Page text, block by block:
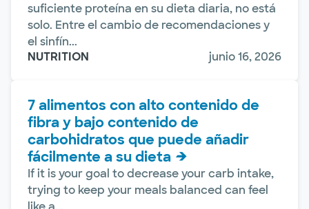
suficiente proteína en su dieta diaria, no está
solo. Entre el cambio de recomendaciones y
el sinfín...
NUTRITION
junio 16, 2026
7 alimentos con alto contenido de
fibra y bajo contenido de
carbohidratos que puede añadir
fácilmente a su dieta
If it is your goal to decrease your carb intake,
trying to keep your meals balanced can feel